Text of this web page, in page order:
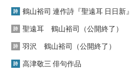
詩 鶴山裕司 連作詩『聖遠耳 日日新』
詩 聖遠耳 鶴山裕司（公開終了）
詩 羽沢 鶴山裕司（公開終了）
詩 高津敬三 俳句作品